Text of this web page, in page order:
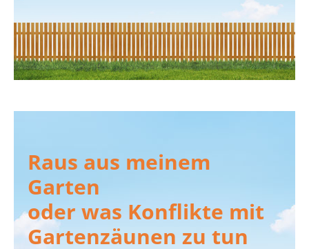
Raus aus meinem
Garten
oder was Konflikte mit
Gartenzäunen zu tun